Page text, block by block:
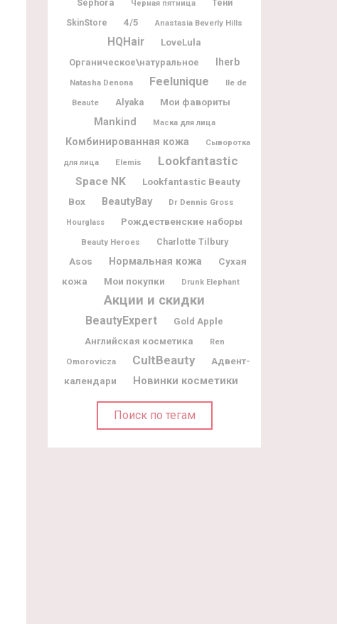
Sephora Черная пятница
Тени
SkinStore
4/5 Anastasia Beverly Hills
HQHair
LoveLula
Органическое\натуральное
Iherb
Natasha Denona Feelunique
Ile de
Beaute
Alyaka Мои фавориты
Mankind Маска для лица
Комбинированная кожа Сыворотка
для лица Elemis Lookfantastic
Space NK
Lookfantastic Beauty
Box
BeautyBay Dr Dennis Gross
Hourglass Рождественские наборы
Beauty Heroes
Charlotte Tilbury
Asos
Нормальная кожа
Сухая
кожа
Мои покупки Drunk Elephant
Акции и скидки
BeautyExpert
Gold Apple
Английская косметика
Ren
Omorovicza CultBeauty
Адвент-
календари
Новинки косметики
Поиск по тегам